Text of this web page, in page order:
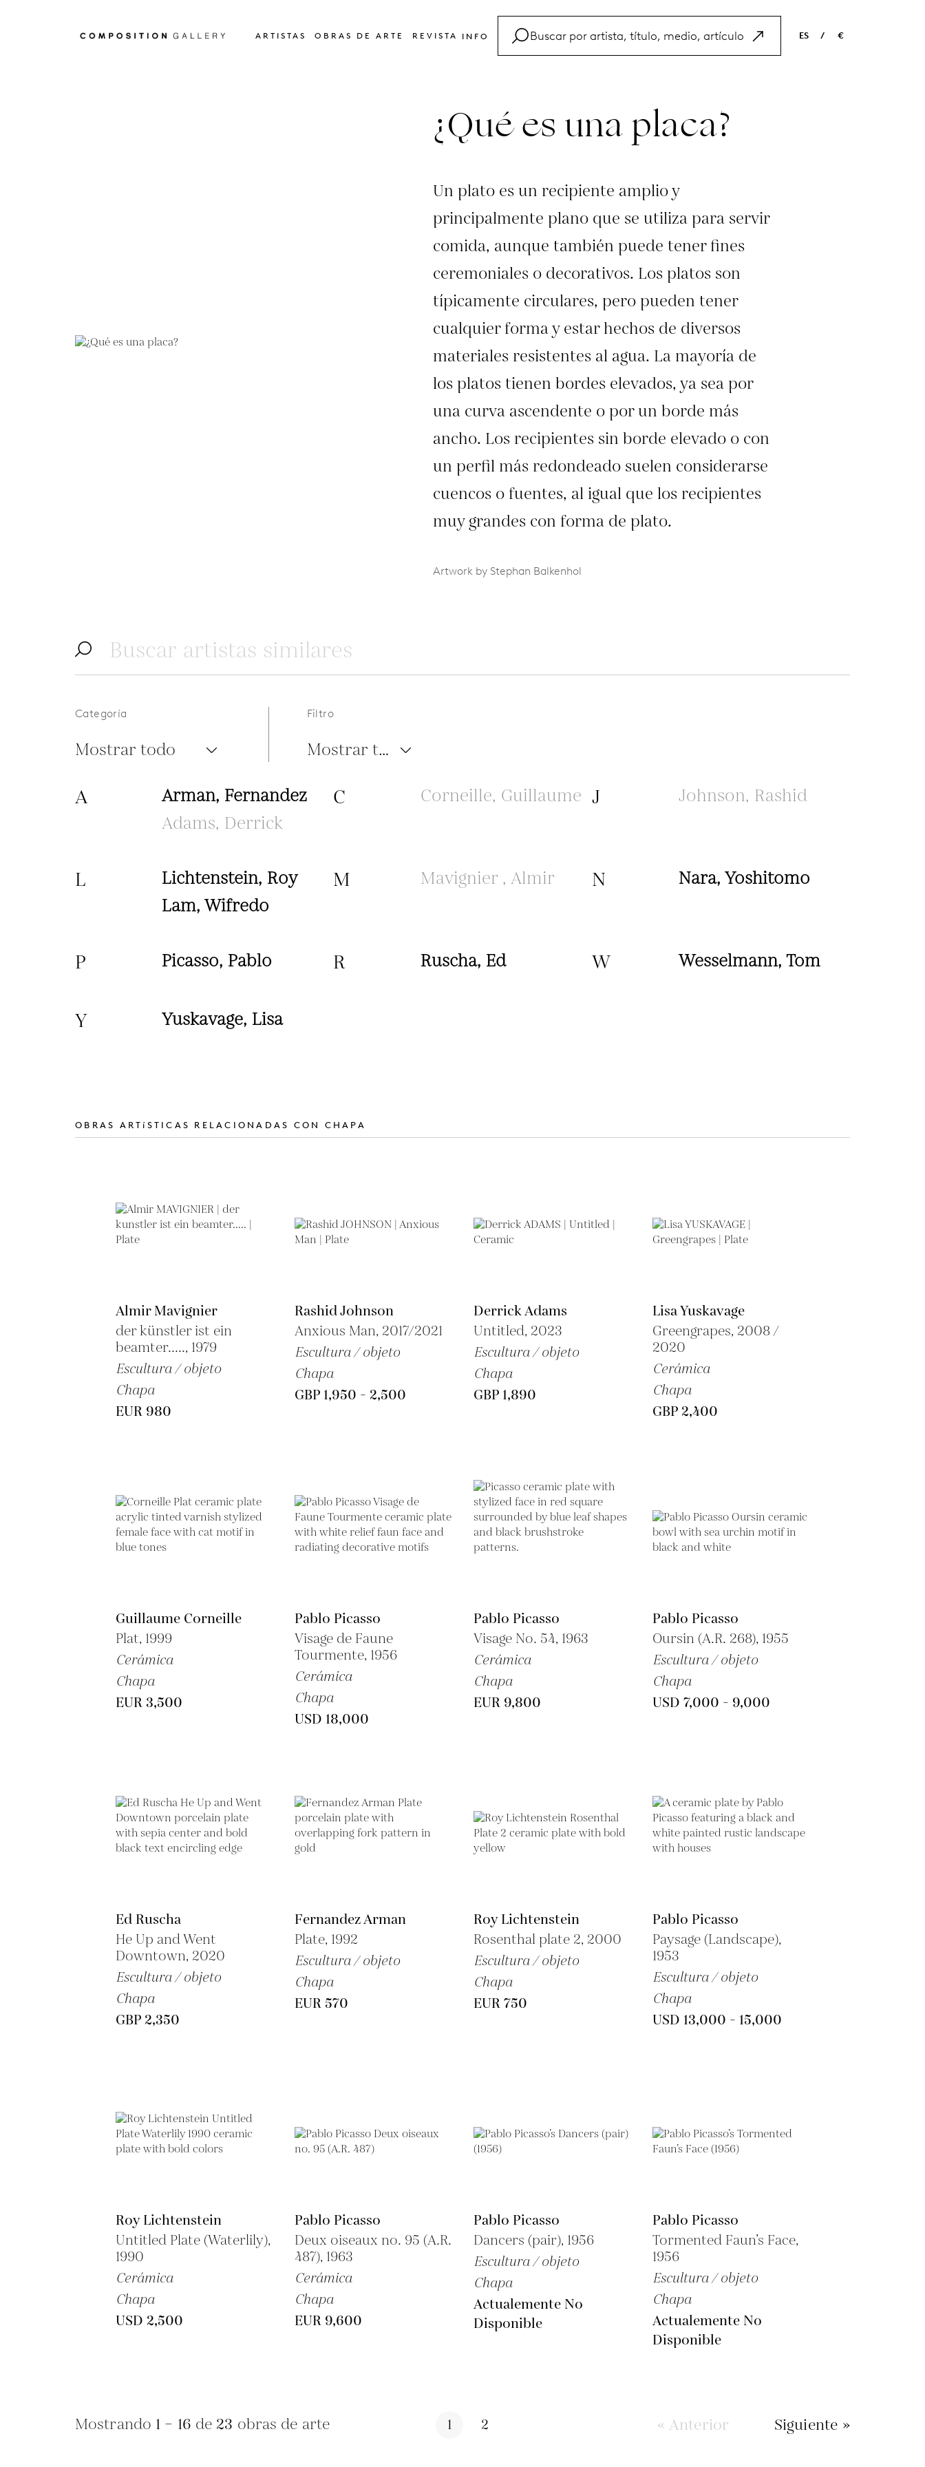
ARTISTAS OBRAS DE ARTE REVISTA INFO
Contacto
ES / €
¿Qué es una placa?
Un plato es un recipiente amplio y
principalmente plano que se utiliza para servir
comida, aunque también puede tener fines
ceremoniales o decorativos. Los platos son
típicamente circulares, pero pueden tener
cualquier forma y estar hechos de diversos
materiales resistentes al agua. La mayoría de
los platos tienen bordes elevados, ya sea por
una curva ascendente o por un borde más
ancho. Los recipientes sin borde elevado o con
un perfil más redondeado suelen considerarse
cuencos o fuentes, al igual que los recipientes
muy grandes con forma de plato.
Artwork by Stephan Balkenhol
Categoría
Mostrar todo
Filtro
Mostrar todo
A
Arman, Fernandez
Adams, Derrick
C Corneille, Guillaume J Johnson, Rashid
L
Lichtenstein, Roy
Lam, Wifredo
M Mavignier , Almir N Nara, Yoshitomo
P Picasso, Pablo R Ruscha, Ed W Wesselmann, Tom
Y Yuskavage, Lisa
OBRAS ARTíSTICAS RELACIONADAS CON CHAPA
Almir Mavignier
der künstler ist ein
beamter....., 1979
Escultura / objeto
Chapa
EUR 980
Rashid Johnson
Anxious Man, 2017/2021
Escultura / objeto
Chapa
GBP 1,950 - 2,500
Derrick Adams
Untitled, 2023
Escultura / objeto
Chapa
GBP 1,890
Lisa Yuskavage
Greengrapes, 2008 /
2020
Cerámica
Chapa
GBP 2,400
Guillaume Corneille
Plat, 1999
Cerámica
Chapa
EUR 3,500
Pablo Picasso
Visage de Faune
Tourmente, 1956
Cerámica
Chapa
USD 18,000
Pablo Picasso
Visage No. 54, 1963
Cerámica
Chapa
EUR 9,800
Pablo Picasso
Oursin (A.R. 268), 1955
Escultura / objeto
Chapa
USD 7,000 - 9,000
Ed Ruscha
He Up and Went
Downtown, 2020
Escultura / objeto
Chapa
GBP 2,350
Fernandez Arman
Plate, 1992
Escultura / objeto
Chapa
EUR 570
Roy Lichtenstein
Rosenthal plate 2, 2000
Escultura / objeto
Chapa
EUR 750
Pablo Picasso
Paysage (Landscape),
1953
Escultura / objeto
Chapa
USD 13,000 - 15,000
Roy Lichtenstein
Untitled Plate (Waterlily),
1990
Cerámica
Chapa
USD 2,500
Pablo Picasso
Deux oiseaux no. 95 (A.R.
487), 1963
Cerámica
Chapa
EUR 9,600
Pablo Picasso
Dancers (pair), 1956
Escultura / objeto
Chapa
Actualemente No
Disponible
Pablo Picasso
Tormented Faun’s Face,
1956
Escultura / objeto
Chapa
Actualemente No
Disponible
Mostrando 1 – 16 de 23 obras de arte 1 2 « Anterior Siguiente »